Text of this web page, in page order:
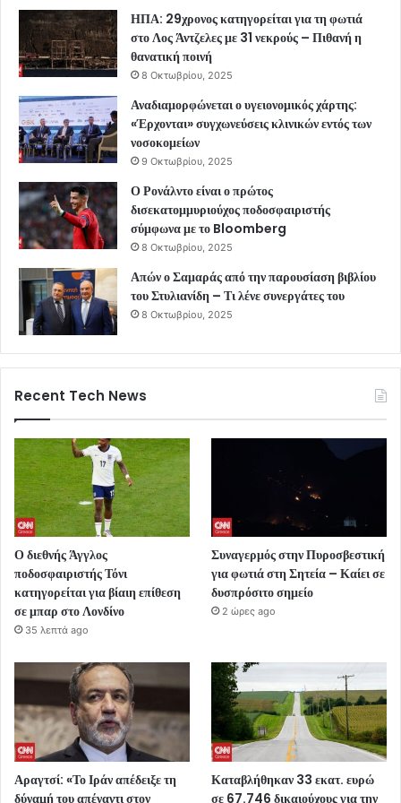
ΗΠΑ: 29χρονος κατηγορείται για τη φωτιά
στο Λος Άντζελες με 31 νεκρούς – Πιθανή η
θανατική ποινή
8 Οκτωβρίου, 2025
Αναδιαμορφώνεται ο υγειονομικός χάρτης:
«Έρχονται» συγχωνεύσεις κλινικών εντός των
νοσοκομείων
9 Οκτωβρίου, 2025
Ο Ρονάλντο είναι ο πρώτος
δισεκατομμυριούχος ποδοσφαιριστής
σύμφωνα με το Bloomberg
8 Οκτωβρίου, 2025
Απών ο Σαμαράς από την παρουσίαση βιβλίου
του Στυλιανίδη – Τι λένε συνεργάτες του
8 Οκτωβρίου, 2025
Recent Tech News
Ο διεθνής Άγγλος
ποδοσφαιριστής Τόνι
κατηγορείται για βίαιη επίθεση
σε μπαρ στο Λονδίνο
35 λεπτά ago
Συναγερμός στην Πυροσβεστική
για φωτιά στη Σητεία – Καίει σε
δυσπρόσιτο σημείο
2 ώρες ago
Αραγτσί: «Το Ιράν απέδειξε τη
δύναμή του απέναντι στον
Καταβλήθηκαν 33 εκατ. ευρώ
σε 67.746 δικαιούχους για την